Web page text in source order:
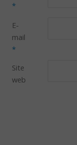
*
E-
mail
*
Site
web